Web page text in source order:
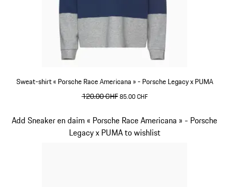
Sweat-shirt « Porsche Race Americana » - Porsche Legacy x PUMA
prix initial
120.00 CHFprix de vente
85.00 CHF
Add Sneaker en daim « Porsche Race Americana » - Porsche
Legacy x PUMA to wishlist
Diapositive 2 sur 10